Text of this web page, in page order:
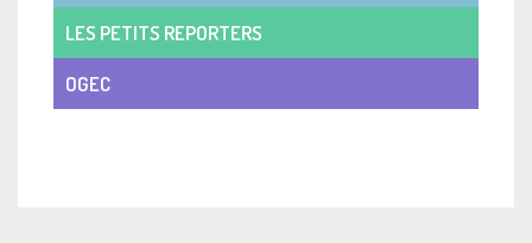
LES PETITS REPORTERS
OGEC